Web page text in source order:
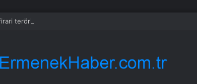
teröristi tutuklandı!